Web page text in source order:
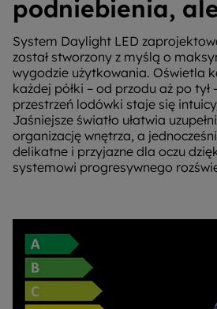
podniebienia,
System Daylight LED
został stworzony z myślą o
wygodzie użytkowania. Oświetla
każdej półki – od przodu aż po tył
przestrzeń lodówki staje się
Jaśniejsze światło ułatwia
organizację wnętrza, a
delikatne i przyjazne dla oczu
systemowi progresywnego